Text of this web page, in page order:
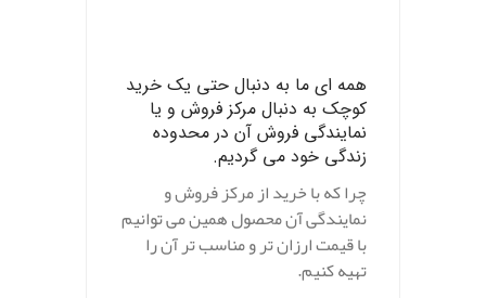
همه ای ما به دنبال حتی یک خرید
کوچک به دنبال مرکز فروش و یا
نمایندگی فروش آن در محدوده
زندگی خود می گردیم.
چرا که با خرید از مرکز فروش و
نمایندگی آن محصول همین می توانیم
با قیمت ارزان تر و مناسب تر آن را
تهیه کنیم.